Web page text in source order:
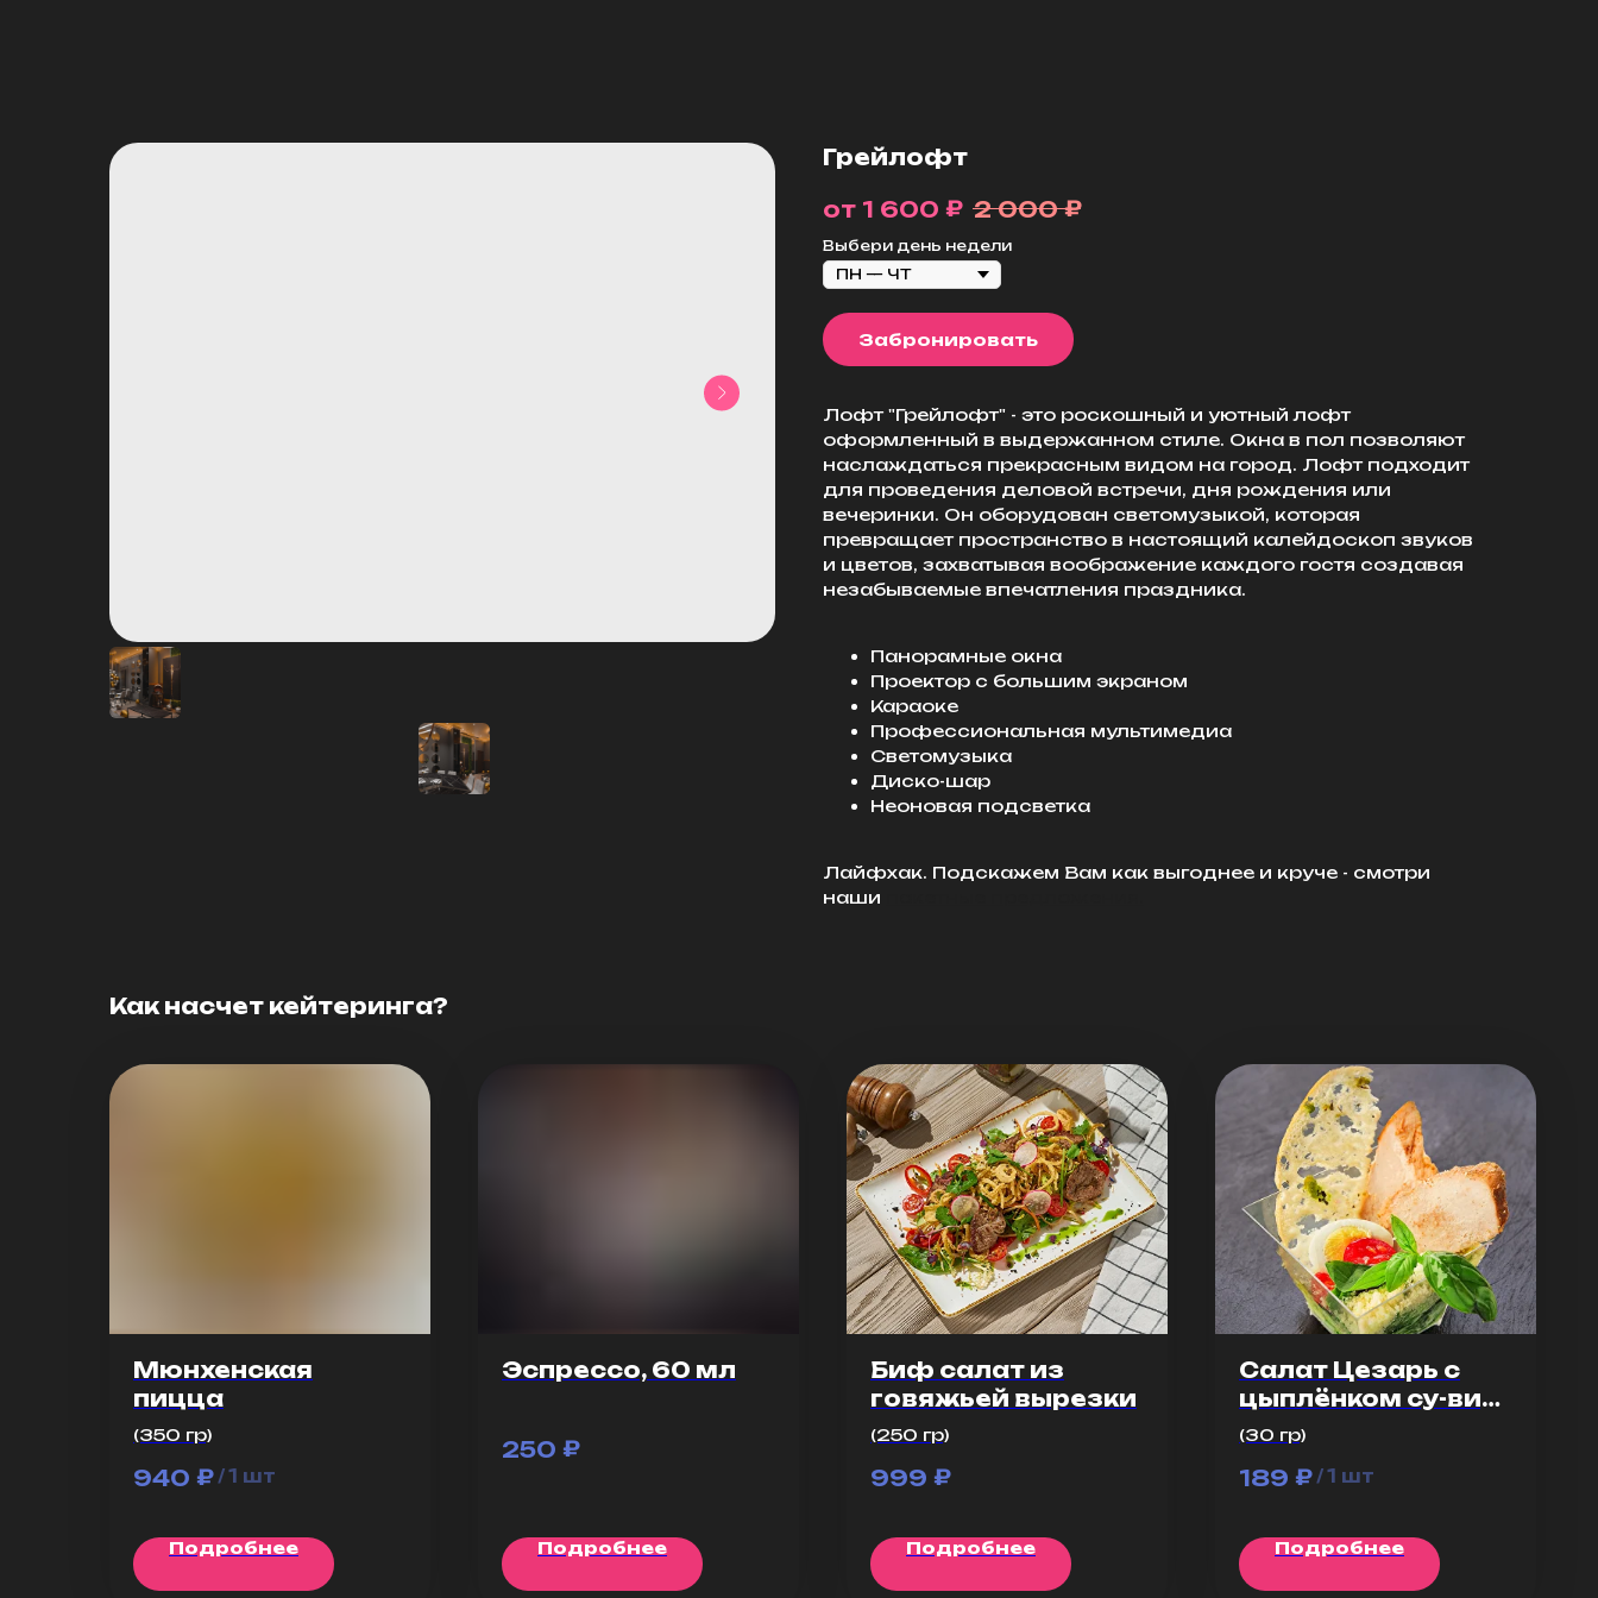
Грейлофт
1 600 ₽ 2 000 ₽
Выбери день недели
Забронировать
Лофт "Грейлофт" - это роскошный и уютный лофт
оформленный в выдержанном стиле. Окна в пол позволяют
наслаждаться прекрасным видом на город. Лофт подходит
для проведения деловой встречи, дня рождения или
вечеринки. Он оборудован светомузыкой, которая
превращает пространство в настоящий калейдоскоп звуков
и цветов, захватывая воображение каждого гостя создавая
незабываемые впечатления праздника.
Панорамные окна
Проектор с большим экраном
Караоке
Профессиональная мультимедиа
Светомузыка
Диско-шар
Неоновая подсветка
Лайфхак. Подскажем Вам как выгоднее и круче - смотри
наши
Как насчет кейтеринга?
Мюнхенская
пицца
(350 гр)
940 ₽/1 шт
Подробнее
Эспрессо, 60 мл
250 ₽
Подробнее
Биф салат из
говяжьей вырезки
(250 гр)
999 ₽
Подробнее
Салат Цезарь с
цыплёнком су-вид
30 г
(30 гр)
189 ₽/1 шт
Подробнее